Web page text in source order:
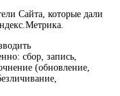
Сайта, которые дали
сбор, запись,
(обновление,